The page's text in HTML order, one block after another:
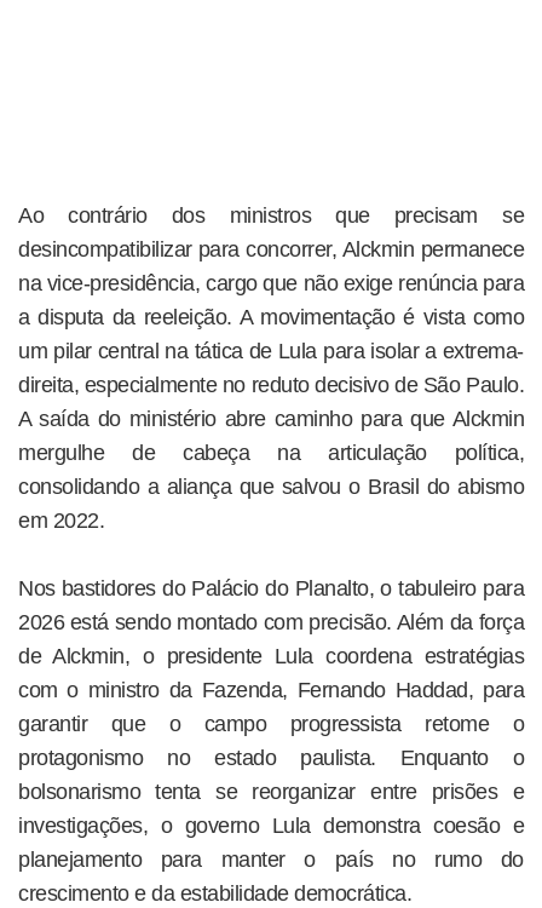
Ao contrário dos ministros que precisam se
desincompatibilizar para concorrer, Alckmin permanece
na vice-presidência, cargo que não exige renúncia para
a disputa da reeleição. A movimentação é vista como
um pilar central na tática de Lula para isolar a extrema-
direita, especialmente no reduto decisivo de São Paulo.
A saída do ministério abre caminho para que Alckmin
mergulhe de cabeça na articulação política,
consolidando a aliança que salvou o Brasil do abismo
em 2022.
Nos bastidores do Palácio do Planalto, o tabuleiro para
2026 está sendo montado com precisão. Além da força
de Alckmin, o presidente Lula coordena estratégias
com o ministro da Fazenda, Fernando Haddad, para
garantir que o campo progressista retome o
protagonismo no estado paulista. Enquanto o
bolsonarismo tenta se reorganizar entre prisões e
investigações, o governo Lula demonstra coesão e
planejamento para manter o país no rumo do
crescimento e da estabilidade democrática.